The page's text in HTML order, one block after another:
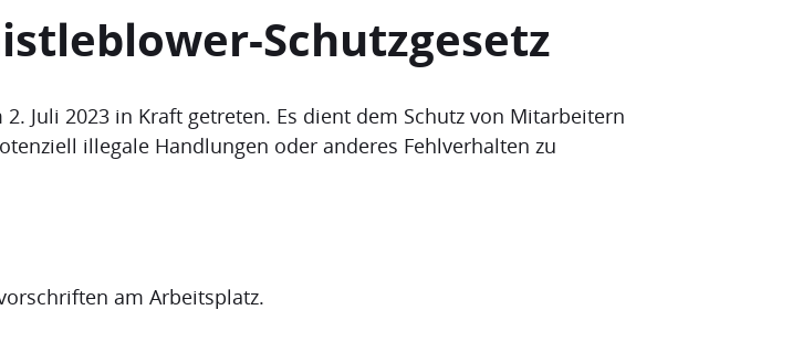
Schutzgesetz
Juli 2023 in Kraft getreten. Es dient dem Schutz von Mitarbeitern
illegale Handlungen oder anderes Fehlverhalten zu
am Arbeitsplatz.